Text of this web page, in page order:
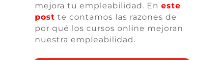
mejora tu empleabilidad. En este
post te contamos las razones de
por qué los cursos online mejoran
nuestra empleabilidad.